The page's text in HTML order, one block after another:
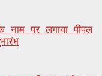
नाम पर लगाया पीपल